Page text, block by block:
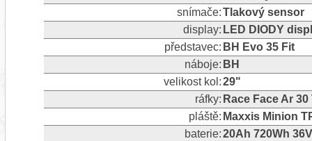
snímače:Tlakový sensor
display: LED DIODY
představec: BH Evo 35 Fit
náboje: BH
velikost kol:29"
ráfky: Race Face Ar 30
pláště: Maxxis Minion
baterie:20Ah 720Wh